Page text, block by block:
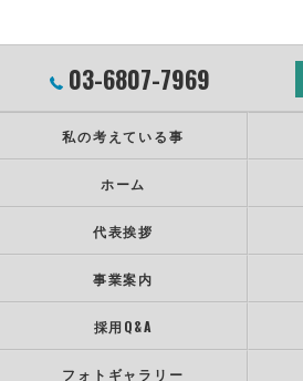
03-6807-7969
私の考えている事
ホーム
代表挨拶
事業案内
採用Q&A
フォトギャラリー